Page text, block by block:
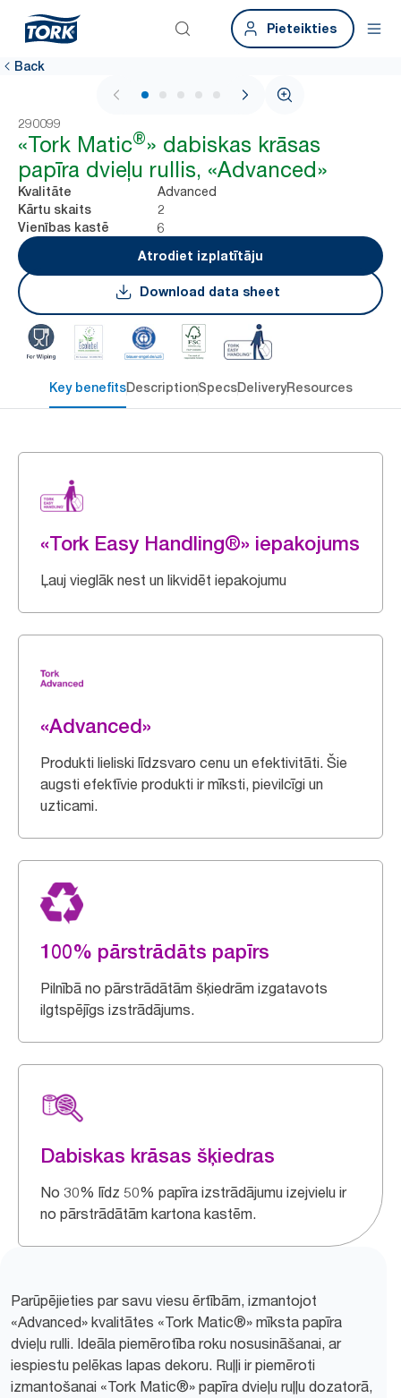
Pieteikties
Back
1 / 7
290099
«Tork Matic®» dabiskas krāsas
papīra dvieļu rullis, «Advanced»
Kvalitāte Advanced
Kārtu skaits 2
Vienības kastē
6
Atrodiet izplatītāju
Download data sheet
Key benefitsDescriptionSpecsDeliveryResources
«Tork Easy Handling®» iepakojums
Ļauj vieglāk nest un likvidēt iepakojumu
«Advanced»
Produkti lieliski līdzsvaro cenu un efektivitāti. Šie
augsti efektīvie produkti ir mīksti, pievilcīgi un
uzticami.
100% pārstrādāts papīrs
Pilnībā no pārstrādātām šķiedrām izgatavots
ilgtspējīgs izstrādājums.
Dabiskas krāsas šķiedras
No 30% līdz 50% papīra izstrādājumu izejvielu ir
no pārstrādātām kartona kastēm.
Parūpējieties par savu viesu ērtībām, izmantojot
«Advanced» kvalitātes «Tork Matic®» mīksta papīra
dvieļu rulli. Ideāla piemērotība roku nosusināšanai, ar
iespiestu pelēkas lapas dekoru. Ruļļi ir piemēroti
izmantošanai «Tork Matic®» papīra dvieļu ruļļu dozatorā,